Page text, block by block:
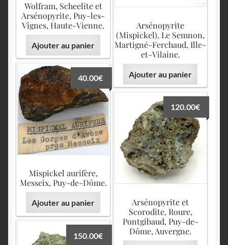
Wolfram, Scheelite et
Arsénopyrite, Puy-les-
Vignes, Haute-Vienne.
Ajouter au panier
Arsénopyrite
(Mispickel), Le Semnon,
Martigné-Ferchaud, Ille-
et-Vilaine.
Ajouter au panier
Mispickel aurifère,
Messeix, Puy-de-Dôme.
40.00€
Ajouter au panier
Arsénopyrite et
Scorodite, Roure,
Pontgibaud, Puy-de-
Dôme, Auvergne.
120.00€
150.00€